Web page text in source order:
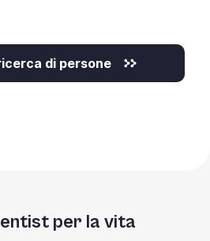
di persone
per la vita